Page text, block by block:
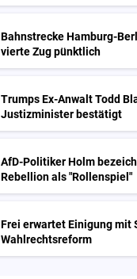
Bahnstrecke Hamburg-
vierte Zug pünktlich
Trumps Ex-Anwalt Todd
Justizminister bestätigt
AfD-Politiker Holm
Rebellion als "Rollenspiel"
Frei erwartet Einigung mit
Wahlrechtsreform